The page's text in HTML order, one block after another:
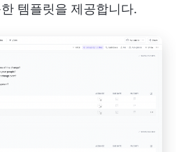
템플릿을 제공합니다.